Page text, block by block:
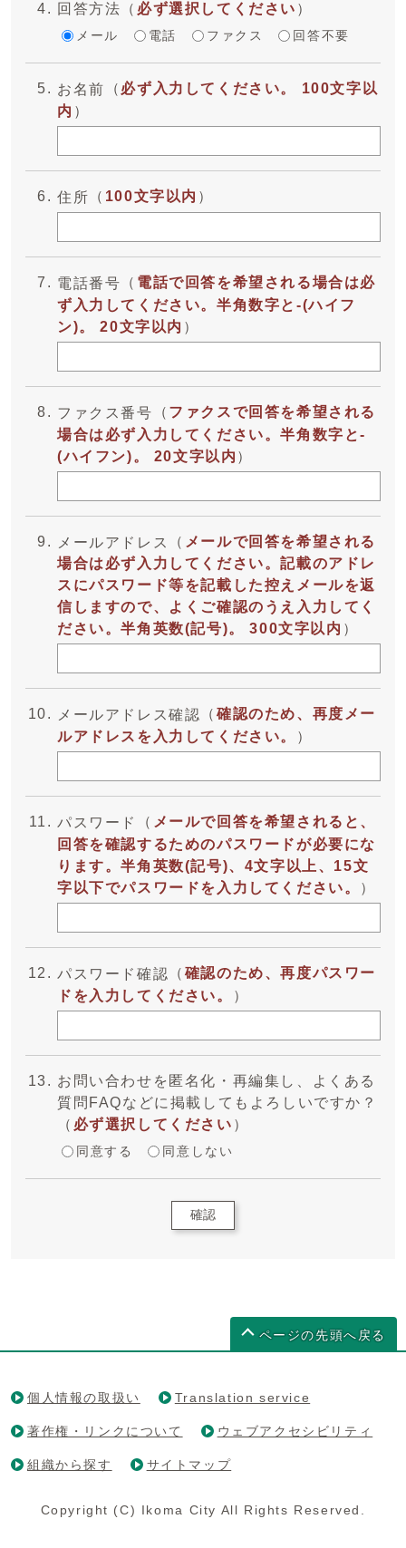
回答方法 （ 必ず選択してください ）
メール 電話 ファクス 回答不要
お名前 （ 必ず入力してください。 100文字以
内 ）
住所 （ 100文字以内 ）
電話番号 （ 電話で回答を希望される場合は必
ず入力してください。半角数字と-(ハイフ
ン)。 20文字以内 ）
ファクス番号 （ ファクスで回答を希望される
場合は必ず入力してください。半角数字と-
(ハイフン)。 20文字以内 ）
メールアドレス （ メールで回答を希望される
場合は必ず入力してください。記載のアドレ
スにパスワード等を記載した控えメールを返
信しますので、よくご確認のうえ入力してく
ださい。半角英数(記号)。 300文字以内 ）
メールアドレス確認 （確認のため、再度メー
ルアドレスを入力してください。
）
パスワード （ メールで回答を希望されると、
回答を確認するためのパスワードが必要にな
ります。半角英数(記号)、4文字以上、15文
字以下でパスワードを入力してください。 ）
パスワード確認 （ 確認のため、再度パスワー
ドを入力してください。
）
お問い合わせを匿名化・再編集し、よくある
質問FAQなどに掲載してもよろしいですか？
（ 必ず選択してください ）
同意する 同意しない
確認
ページの先頭へ戻る
個人情報の取扱い Translation service
著作権・リンクについて ウェブアクセシビリティ
組織から探す サイトマップ
Copyright (C) Ikoma City All Rights Reserved.